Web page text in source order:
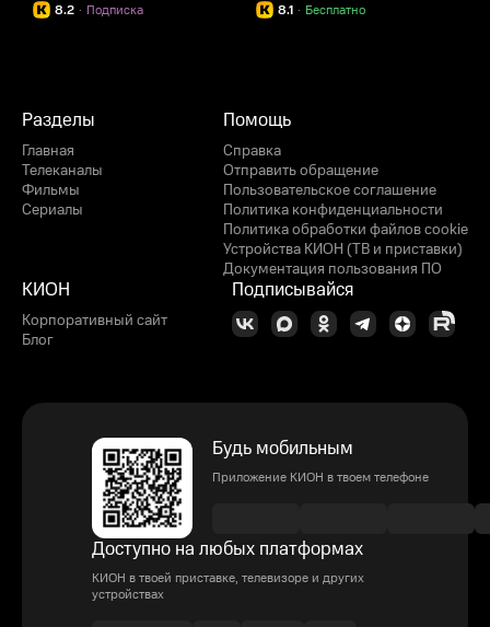
8.2 Подписка
· 8.1 Бесплатно
·
Разделы
Главная
Телеканалы
Фильмы
Сериалы
Помощь
Справка
Отправить обращение
Пользовательское соглашение
Политика конфиденциальности
Политика обработки файлов cookie
Устройства КИОН (ТВ и приставки)
Документация пользования ПО
КИОН
Корпоративный сайт
Блог
Подписывайся
Будь мобильным
Приложение КИОН в твоем телефоне
Доступно на любых платформах
КИОН в твоей приставке, телевизоре и других
устройствах